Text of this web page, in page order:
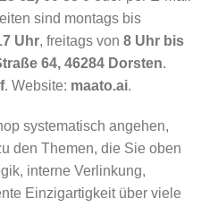
sind montags bis
Uhr, freitags von 8 Uhr bis
64, 46284 Dorsten.
. Website: maato.ai.
systematisch angehen,
den Themen, die Sie oben
interne Verlinkung,
Einzigartigkeit über viele